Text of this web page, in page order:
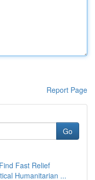
Report Page
Go
Fast Relief
Humanitarian ...